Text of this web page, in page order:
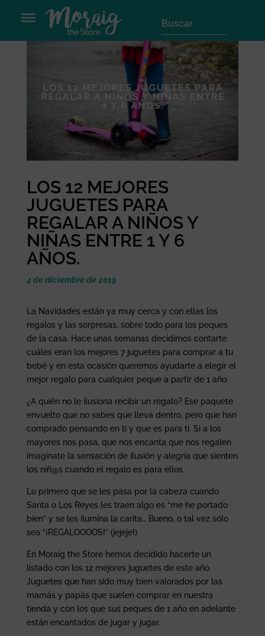
LOS 12 MEJORES
JUGUETES PARA
REGALAR A NIÑOS Y
NIÑAS ENTRE 1 Y 6
AÑOS.
4 de diciembre de 2019
La Navidades están ya muy cerca y con ellas los
regalos y las sorpresas, sobre todo para los peques
de la casa. Hace unas semanas decidimos contarte
cuáles eran los mejores 7 juguetes para comprar a tu
bebé y en esta ocasión queremos ayudarte a elegir el
mejor regalo para cualquier peque a partir de 1 año.
¿A quién no le ilusiona recibir un regalo? Ese paquete
envuelto que no sabes que lleva dentro, pero que han
comprado pensando en tí y que es para tí. Si a los
mayores nos pasa, que nos encanta que nos regalen
imagínate la sensación de ilusión y alegría que sienten
los niñ@s cuando el regalo es para ellos.
Lo primero que se les pasa por la cabeza cuando
Santa o Los Reyes les traen algo es “me he portado
bien” y se les ilumina la carita… Bueno, o tal vez sólo
sea “¡REGALOOOOS!” (jejeje!)
En Moraig the Store hemos decidido hacerte un
listado con los 12 mejores juguetes de este año.
Juguetes que han sido muy bien valorados por las
mamás y papás que suelen comprar en nuestra
tienda y con los que sus peques de 1 año en adelante
están encantados de jugar y jugar.